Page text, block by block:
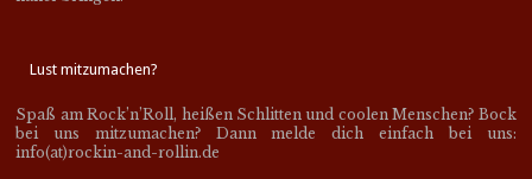
Lust mitzumachen?
Spaß am Rock’n’Roll, heißen Schlitten und coolen Menschen? Bock
bei uns mitzumachen? Dann melde dich einfach bei uns:
info(at)rockin-and-rollin.de